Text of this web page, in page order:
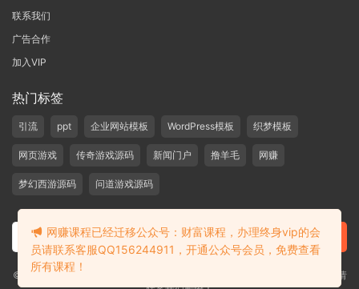
联系我们
广告合作
加入VIP
热门标签
引流 ppt 企业网站模板 WordPress模板 织梦模板
网页游戏 传奇游戏源码 新闻门户 撸羊毛 网赚
梦幻西游源码 问道游戏源码
©2019-2020 愁资源 站内大部分资源收集于网络，若侵犯了您的合法权益，请
网赚课程已经迁移公众号：财富课程，办理终身vip的会
员请联系客服QQ156244911，开通公众号会员，免费查看
所有课程！